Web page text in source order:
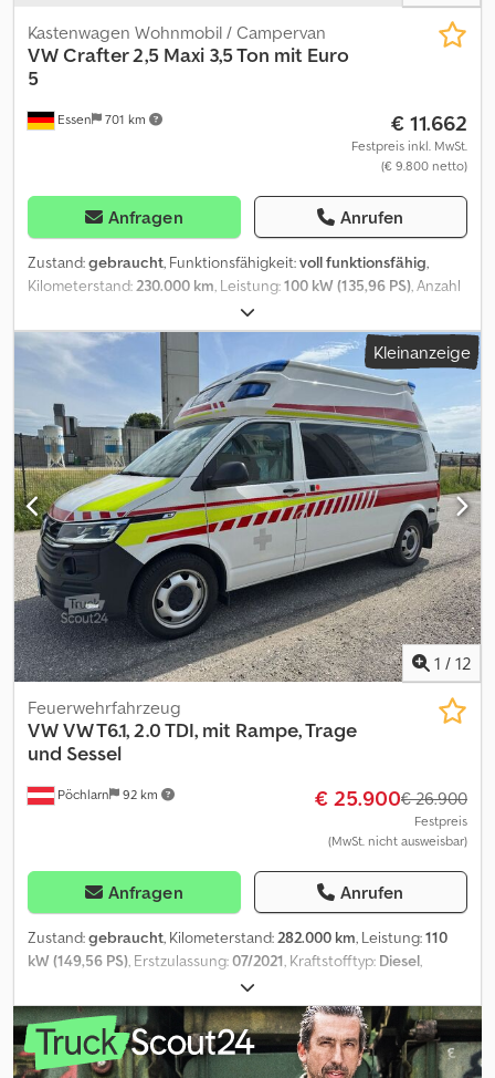
Essen 701 km
Kastenwagen Wohnmobil / Campervan
VWCrafter 2,5 Maxi 3,5 Ton mit Euro
5
€ 11.662
Festpreis inkl. MwSt.
(€ 9.800 netto)
Anfragen Anrufen
Zustand:gebraucht, Funktionsfähigkeit:voll funktionsfähig,
Kilometerstand: 230.000 km , Leistung:100 kW (135,96 PS) , Anzahl
Diesel
Farbe:Rot, Erstzulassung:07/2008, Gesamtlänge:6.900 mm,
Gesamtbreite:
2.461 mm , Achsen-Konfiguration:2 Achsen,
Gesamtgewicht:
3.500 kg , Leergewicht:2.380 kg, maximales
Ladegewicht:
1.200 kg, Federung:Blatt, Laderaumlänge: 4.300
mm, Ausstattung:ABS, Airbag, LKW-Zulassung,
Scheckheftgepflegt, Servolenkung, Fahrzeugbeschreibung VW
Crafter 2,5 Zwillingsreifen und 3,5 Ton Der Zahnriemen wurde bei
210.000 km gewechselt. Ausstatung: Euro 5 mit Ad Blue Anhänger
Kupplung Radio/ Tuner elektrische Fensterheber Telefonsystem
Zwillingsreifen Ersatzreifen Codpfxezpzfdo Ap Ejha
Laderaumlänge 4,30 Meter Auf Wunsch können wir die TÜV-
Abnahme für das Auto für Sie organisieren Das Auto wurde
regelmäßig gewartet und der Zahnriemen wurde am Oktober
2025 erneuert.
Kleinanzeige
1 / 12
Pöchlarn 92 km
Feuerwehrfahrzeug
VWVW T6.1, 2.0 TDI, mit Rampe, Trage
und Sessel
€ 25.900€ 26.900
Festpreis
(MwSt. nicht ausweisbar)
Anfragen Anrufen
Zustand:gebraucht, Kilometerstand:282.000 km, Leistung:110
kW (149,56 PS), Erstzulassung:07/2021, Kraftstofftyp: Diesel,
, Ausstattung:
Stabilitätsprogramm (ESP), Klimaanlage, Standheizung,
Besichtigung nach telefonischer Vereinbarung. Cjdpfsziwc Sjx Ap
Esha